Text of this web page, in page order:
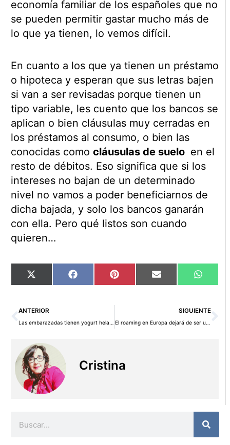
economía familiar de los españoles que no
se pueden permitir gastar mucho más de
lo que ya tienen, lo vemos difícil.
En cuanto a los que ya tienen un préstamo
o hipoteca y esperan que sus letras bajen
si van a ser revisadas porque tienen un
tipo variable, les cuento que los bancos se
aplican o bien cláusulas muy cerradas en
los préstamos al consumo, o bien las
conocidas como cláusulas de suelo en el
resto de débitos. Eso significa que si los
intereses no bajan de un determinado
nivel no vamos a poder beneficiarnos de
dicha bajada, y solo los bancos ganarán
con ella. Pero qué listos son cuando
quieren…
Compartir
en
X
(Twitter)
Compartir
en
Facebook Compartir
en
Pinterest Compartir
en
Email
en
Ant
ANTERIOR
Las embarazadas tienen yogurt helado gratis todo el verano en Llao Llao
SIGUIENTE
El roaming en Europa dejará de ser un problema de dinero
Cristina